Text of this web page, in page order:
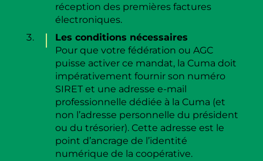
réception des premières factures
électroniques.
Les conditions nécessaires
Pour que votre fédération ou AGC
puisse activer ce mandat, la Cuma doit
impérativement fournir son numéro
SIRET et une adresse e-mail
professionnelle dédiée à la Cuma (et
non l’adresse personnelle du président
ou du trésorier). Cette adresse est le
point d’ancrage de l’identité
numérique de la coopérative.